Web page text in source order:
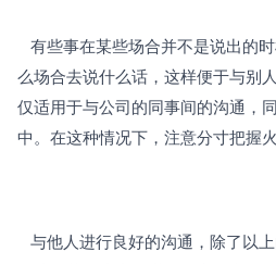
么场合去说什么话，这样便于与别
仅适用于与公司的同事间的沟通，
中。在这种情况下，注意分寸把握